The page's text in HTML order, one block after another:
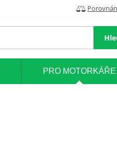
PRO MOTORKÁŘE